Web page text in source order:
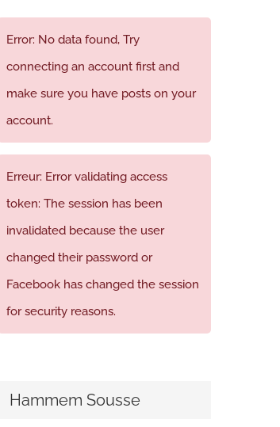
Error: No data found, Try
connecting an account first and
make sure you have posts on your
account.
Erreur: Error validating access
token: The session has been
invalidated because the user
changed their password or
Facebook has changed the session
for security reasons.
Hammem Sousse